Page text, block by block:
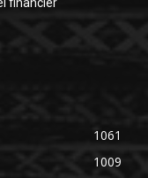
1061
1009